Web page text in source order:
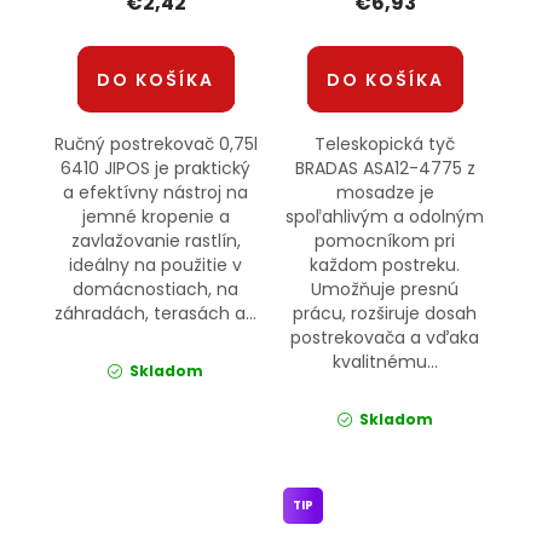
DO KOŠÍKA
Ručný postrekovač 0,75l
6410 JIPOS je praktický
a efektívny nástroj na
jemné kropenie a
zavlažovanie rastlín,
ideálny na použitie v
domácnostiach, na
záhradách, terasách a...
Skladom
DO KOŠÍKA
Teleskopická tyč
BRADAS ASA12-4775 z
mosadze je
spoľahlivým a odolným
pomocníkom pri
každom postreku.
Umožňuje presnú
prácu, rozširuje dosah
postrekovača a vďaka
kvalitnému...
Skladom
TIP